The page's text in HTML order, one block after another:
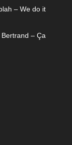
– We do it
– Ça